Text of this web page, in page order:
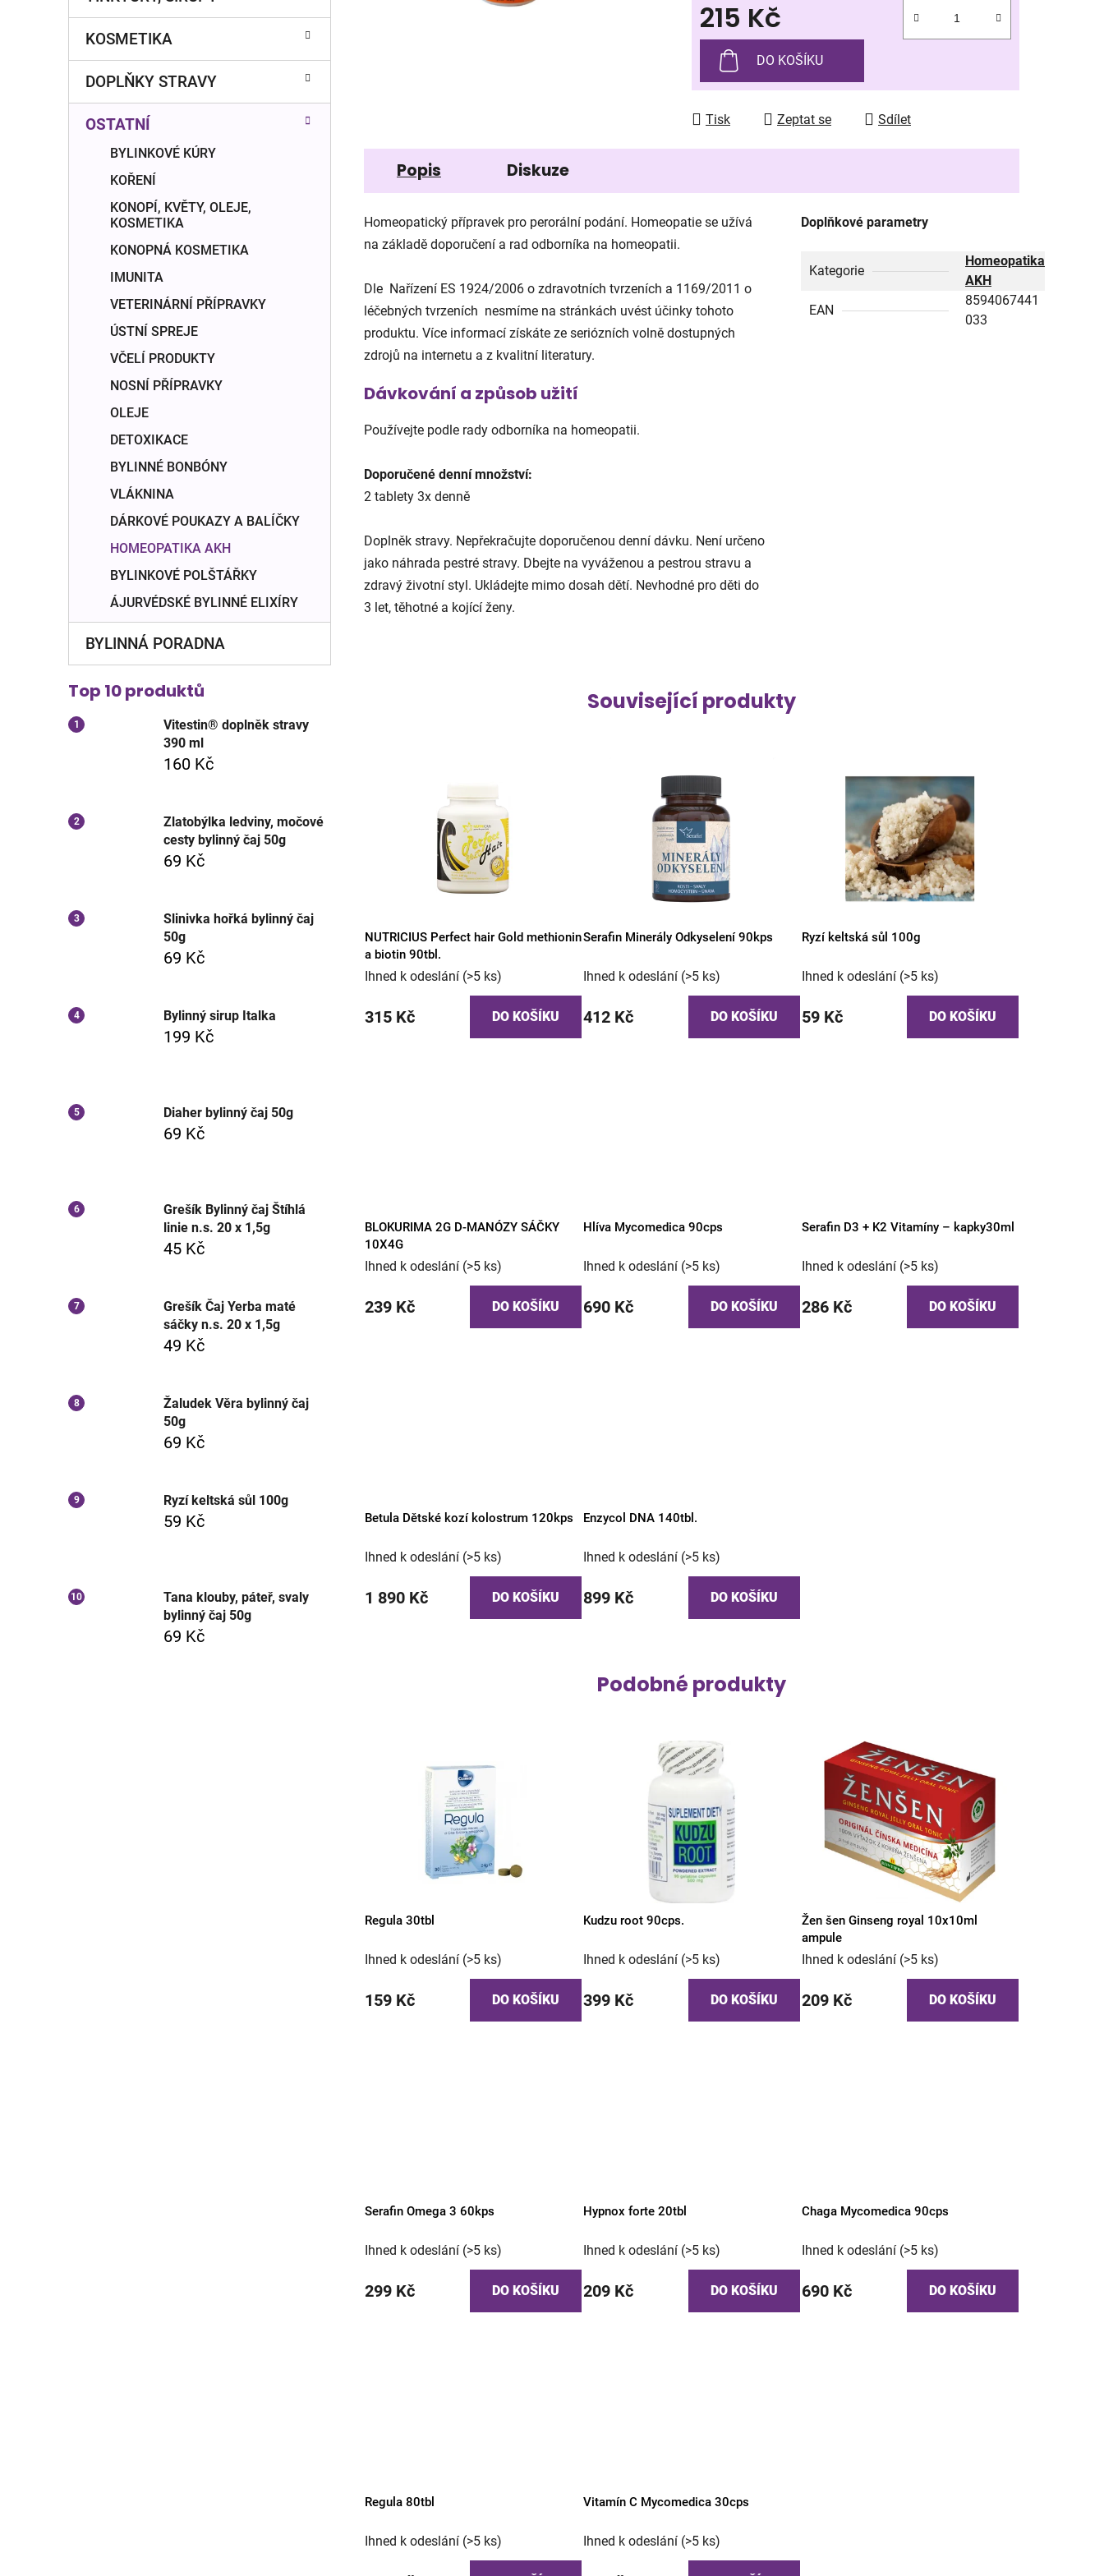
KOSMETIKA
DOPLŇKY STRAVY
OSTATNÍ
BYLINKOVÉ KÚRY
KOŘENÍ
KONOPÍ, KVĚTY, OLEJE,
KOSMETIKA
KONOPNÁ KOSMETIKA
IMUNITA
VETERINÁRNÍ PŘÍPRAVKY
ÚSTNÍ SPREJE
VČELÍ PRODUKTY
NOSNÍ PŘÍPRAVKY
OLEJE
DETOXIKACE
BYLINNÉ BONBÓNY
VLÁKNINA
DÁRKOVÉ POUKAZY A BALÍČKY
HOMEOPATIKA AKH
BYLINKOVÉ POLŠTÁŘKY
ÁJURVÉDSKÉ BYLINNÉ ELIXÍRY
BYLINNÁ PORADNA
Top 10 produktů
Vitestin® doplněk stravy
390 ml
160 Kč
Zlatobýlka ledviny, močové
cesty bylinný čaj 50g
69 Kč
Slinivka hořká bylinný čaj
50g
69 Kč
Bylinný sirup Italka
199 Kč
Diaher bylinný čaj 50g
69 Kč
Grešík Bylinný čaj Štíhlá
linie n.s. 20 x 1,5g
45 Kč
Grešík Čaj Yerba maté
sáčky n.s. 20 x 1,5g
49 Kč
Žaludek Věra bylinný čaj
50g
69 Kč
Ryzí keltská sůl 100g
59 Kč
Tana klouby, páteř, svaly
bylinný čaj 50g
69 Kč
hvězdiček.
215 Kč
Měrná cena:
DO KOŠÍKU
Tisk Zeptat se Sdílet
Popis Diskuze
Homeopatický přípravek pro perorální podání. Homeopatie se užívá
na základě doporučení a rad odborníka na homeopatii.
Dle Nařízení ES 1924/2006 o zdravotních tvrzeních a 1169/2011 o
léčebných tvrzeních nesmíme na stránkách uvést účinky tohoto
produktu. Více informací získáte ze seriózních volně dostupných
zdrojů na internetu a z kvalitní literatury.
Dávkování a způsob užití
Používejte podle rady odborníka na homeopatii.
Doporučené denní množství:
2 tablety 3x denně
Doplněk stravy. Nepřekračujte doporučenou denní dávku. Není určeno
jako náhrada pestré stravy. Dbejte na vyváženou a pestrou stravu a
zdravý životní styl. Ukládejte mimo dosah dětí. Nevhodné pro děti do
3 let, těhotné a kojící ženy.
Doplňkové parametry
Kategorie
Homeopatika
AKH
EAN
8594067441
033
Související produkty
NUTRICIUS Perfect hair Gold methionin
a biotin 90tbl.
Ihned k odeslání (>5 ks)
315 Kč DO KOŠÍKU
Serafin Minerály Odkyselení 90kps
Ihned k odeslání (>5 ks)
412 Kč DO KOŠÍKU
Ryzí keltská sůl 100g
Ihned k odeslání (>5 ks)
59 Kč DO KOŠÍKU
BLOKURIMA 2G D-MANÓZY SÁČKY
10X4G
Ihned k odeslání (>5 ks)
239 Kč DO KOŠÍKU
Hlíva Mycomedica 90cps
Ihned k odeslání (>5 ks)
690 Kč DO KOŠÍKU
Serafin D3 + K2 Vitamíny – kapky30ml
Ihned k odeslání (>5 ks)
286 Kč DO KOŠÍKU
Betula Dětské kozí kolostrum 120kps
Ihned k odeslání (>5 ks)
1 890 Kč DO KOŠÍKU
Enzycol DNA 140tbl.
Ihned k odeslání (>5 ks)
899 Kč DO KOŠÍKU
Podobné produkty
Regula 30tbl
Ihned k odeslání (>5 ks)
159 Kč DO KOŠÍKU
Kudzu root 90cps.
Ihned k odeslání (>5 ks)
399 Kč DO KOŠÍKU
Žen šen Ginseng royal 10x10ml
ampule
Ihned k odeslání (>5 ks)
209 Kč DO KOŠÍKU
Serafin Omega 3 60kps
Ihned k odeslání (>5 ks)
299 Kč DO KOŠÍKU
Hypnox forte 20tbl
Ihned k odeslání (>5 ks)
209 Kč DO KOŠÍKU
Chaga Mycomedica 90cps
Ihned k odeslání (>5 ks)
690 Kč DO KOŠÍKU
Regula 80tbl
Ihned k odeslání (>5 ks)
Vitamín C Mycomedica 30cps
Ihned k odeslání (>5 ks)